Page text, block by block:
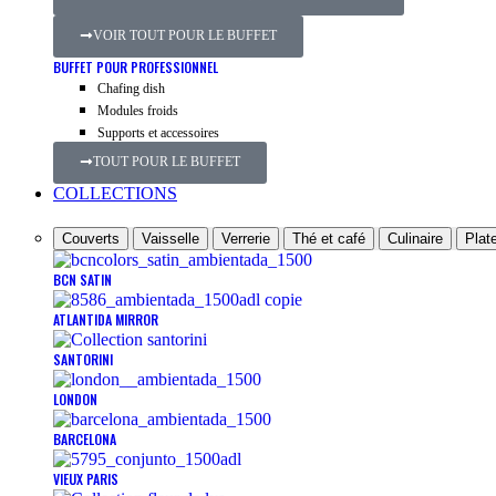
VOIR TOUT POUR LE BUFFET
BUFFET POUR PROFESSIONNEL
Chafing dish
Modules froids
Supports et accessoires
TOUT POUR LE BUFFET
COLLECTIONS
Couverts Vaisselle Verrerie Thé et café Culinaire
BCN SATIN
ATLANTIDA MIRROR
SANTORINI
LONDON
BARCELONA
VIEUX PARIS